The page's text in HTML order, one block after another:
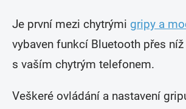
Je první mezi chytrými gripy a
vybaven funkcí Bluetooth přes
s vaším chytrým telefonem.
Veškeré ovládání a nastavení